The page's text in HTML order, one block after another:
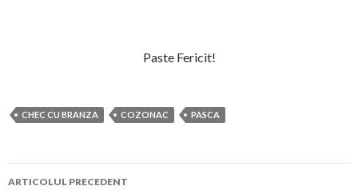
Paste Fericit!
CHEC CU BRANZA COZONAC PASCA
Navigare
ARTICOLUL PRECEDENT